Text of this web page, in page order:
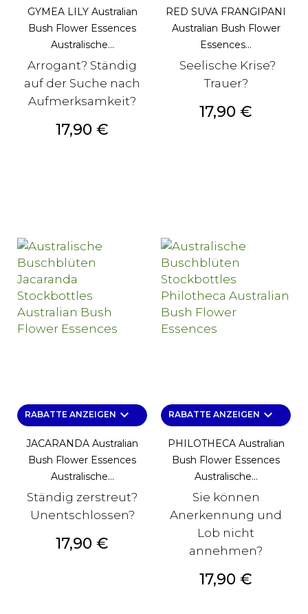
GYMEA LILY Australian
Bush Flower Essences
Australische...
Arrogant? Ständig
auf der Suche nach
Aufmerksamkeit?
Preis
17,90 €
RED SUVA FRANGIPANI
Australian Bush Flower
Essences...
Seelische Krise?
Trauer?
Preis
17,90 €
RABATTE ANZEIGEN keyboard_arrow_down
JACARANDA Australian
Bush Flower Essences
Australische...
Ständig zerstreut?
Unentschlossen?
Preis
17,90 €
RABATTE ANZEIGEN keyboard_arrow_down
PHILOTHECA Australian
Bush Flower Essences
Australische...
Sie können
Anerkennung und
Lob nicht
annehmen?
Preis
17,90 €